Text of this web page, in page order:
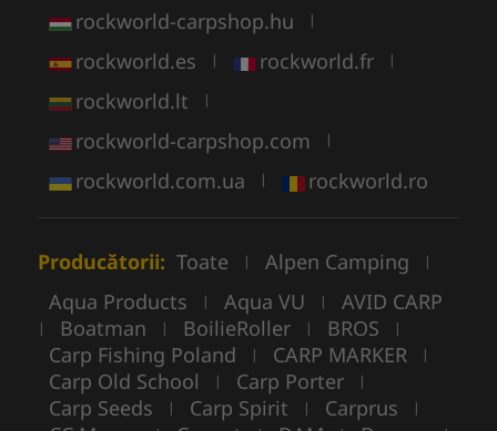
rockworld-carpshop.hu |
rockworld.es | rockworld.fr |
rockworld.lt |
rockworld-carpshop.com |
rockworld.com.ua | rockworld.ro
Producătorii: Toate | Alpen Camping |
Aqua Products | Aqua VU | AVID CARP
| Boatman | BoilieRoller | BROS |
Carp Fishing Poland | CARP MARKER |
Carp Old School | Carp Porter |
Carp Seeds | Carp Spirit | Carprus |